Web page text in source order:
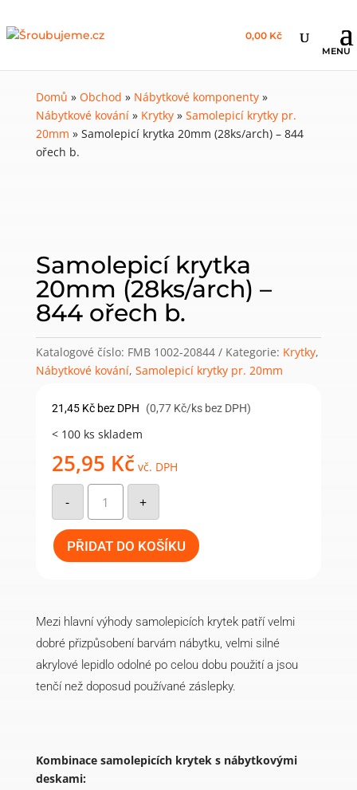
0,00 Kč
Domů » Obchod » Nábytkové komponenty»
Nábytkové kování» Krytky» Samolepicí krytky pr.
20mm » Samolepicí krytka 20mm (28ks/arch) – 844
ořech b.
Samolepicí krytka
20mm (28ks/arch) –
844 ořech b.
Katalogové číslo: FMB 1002-20844 Kategorie: Krytky,
Nábytkové kování, Samolepicí krytky pr. 20mm
21,45 Kč bez DPH (0,77 Kč/ks bez DPH)
< 100 ks skladem
25,95 Kč vč. DPH
-
Samolepicí
krytka
20mm
(28ks/arch)
-
844
ořech
b.
+
PŘIDAT DO KOŠÍKU
Mezi hlavní výhody samolepicích krytek patří velmi
dobré přizpůsobení barvám nábytku, velmi silné
akrylové lepidlo odolné po celou dobu použití a jsou
tenčí než doposud používané záslepky.
Kombinace samolepicích krytek s nábytkovými
deskami: